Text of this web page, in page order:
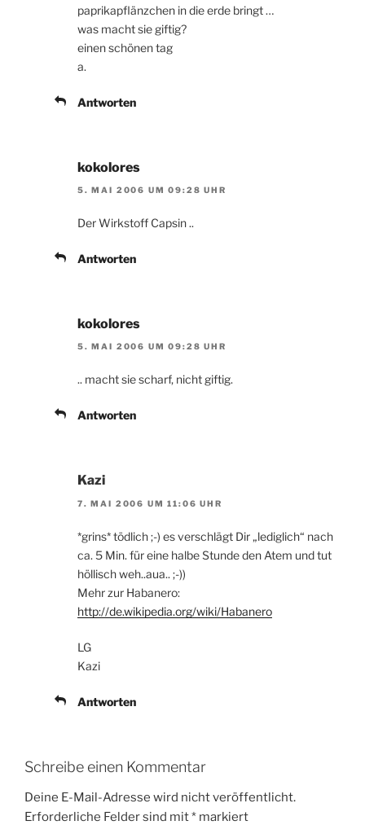
paprikapflänzchen in die erde bringt …
was macht sie giftig?
einen schönen tag
a.
Antworten
kokolores
5. MAI 2006 UM 09:28 UHR
Der Wirkstoff Capsin ..
Antworten
kokolores
5. MAI 2006 UM 09:28 UHR
.. macht sie scharf, nicht giftig.
Antworten
Kazi
7. MAI 2006 UM 11:06 UHR
*grins* tödlich ;-) es verschlägt Dir „lediglich“ nach
ca. 5 Min. für eine halbe Stunde den Atem und tut
höllisch weh..aua.. ;-))
Mehr zur Habanero:
http://de.wikipedia.org/wiki/Habanero
LG
Kazi
Antworten
Schreibe einen Kommentar
Deine E-Mail-Adresse wird nicht veröffentlicht.
Erforderliche Felder sind mit* markiert